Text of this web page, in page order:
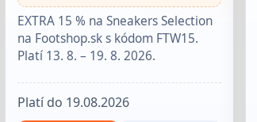
EXTRA 15 % na Sneakers Selection
na Footshop.sk s kódom FTW15.
Platí 13. 8. – 19. 8. 2026.
Platí do 19.08.2026